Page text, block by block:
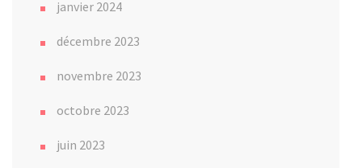
janvier 2024
décembre 2023
novembre 2023
octobre 2023
juin 2023